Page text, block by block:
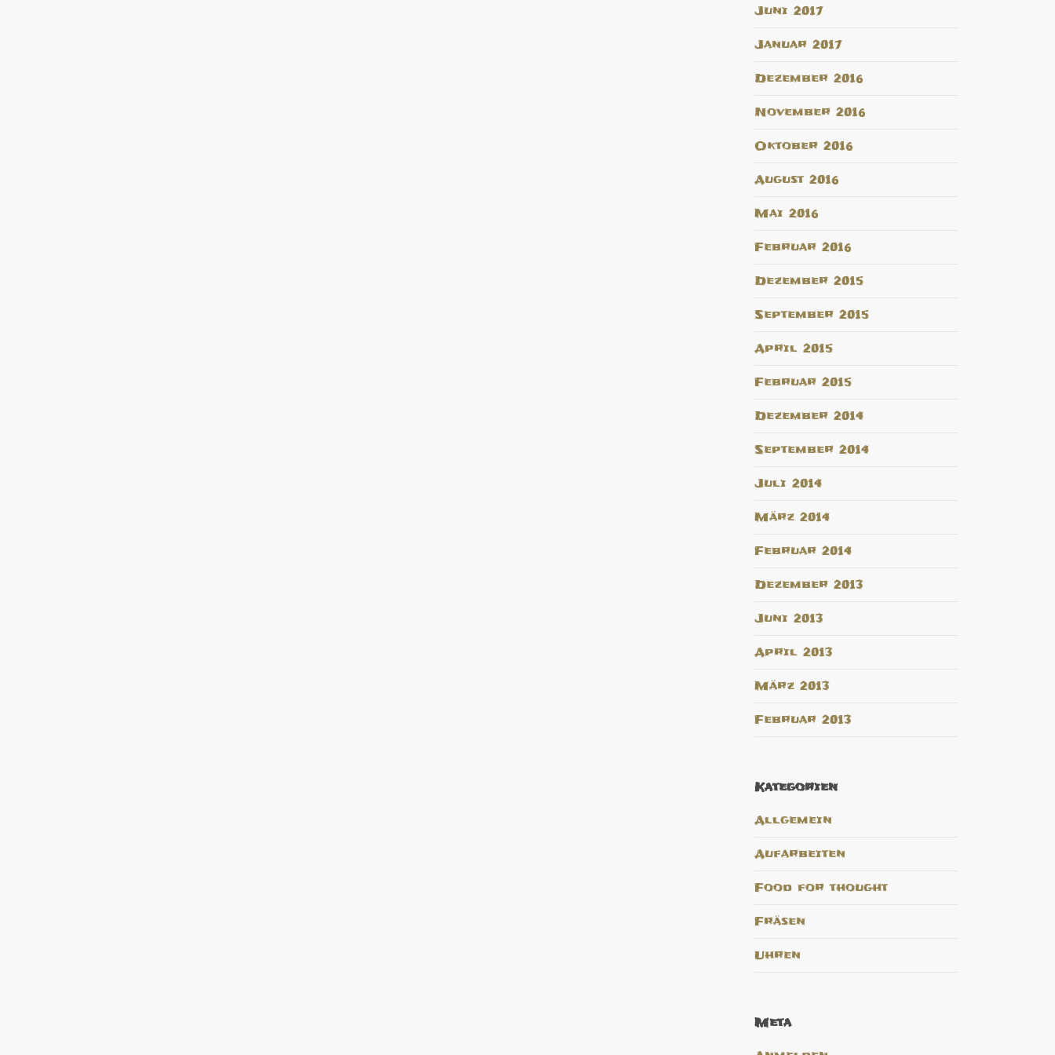
Juni 2017
Januar 2017
Dezember 2016
November 2016
Oktober 2016
August 2016
Mai 2016
Februar 2016
Dezember 2015
September 2015
April 2015
Februar 2015
Dezember 2014
September 2014
Juli 2014
März 2014
Februar 2014
Dezember 2013
Juni 2013
April 2013
März 2013
Februar 2013
Kategorien
Allgemein
Aufarbeiten
Food for thought
Fräsen
Uhren
Meta